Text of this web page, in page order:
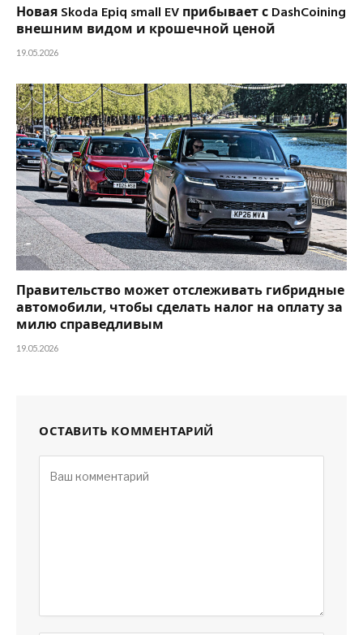
Новая Skoda Epiq small EV прибывает с DashCoining
внешним видом и крошечной ценой
19.05.2026
Правительство может отслеживать гибридные
автомобили, чтобы сделать налог на оплату за
милю справедливым
19.05.2026
ОСТАВИТЬ КОММЕНТАРИЙ